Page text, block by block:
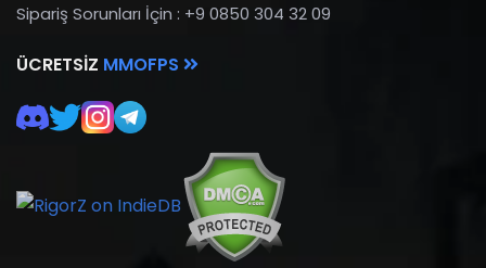
Sipariş Sorunları İçin : +9 0850 304 32 09
ÜCRETSIZ MMOFPS